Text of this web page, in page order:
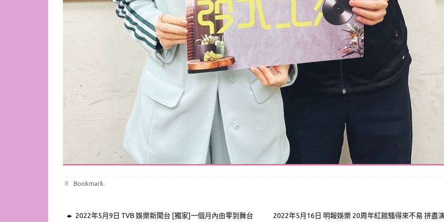
Bookmark.
2022年5月9日 TVB 娛樂新聞台 [獨家]一個月內由零到舞台 2022年5月16日 明報娛樂 20周年紅館騷得來不易 拼盡